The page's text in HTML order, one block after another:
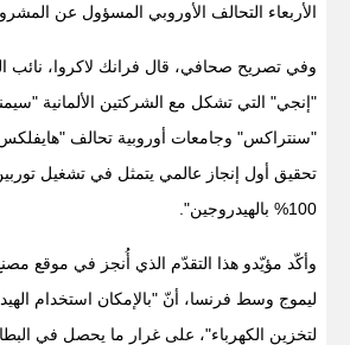
الأربعاء التحالف الأوروبي المسؤول عن
وفي تصريح صحافي، قال فرانك لاكروا، نائب
"إنجي" التي تشكل مع الشركتين الألمانية
"سنتراكس" وجامعات أوروبية تحالف "هايفلكس
تحقيق أول إنجاز عالمي يتمثل في تشغيل توربين
100% بالهيدروجين".
وأكّد مؤيّدو هذا التقدّم الذي أُنجز في موقع
ليموج وسط فرنسا، أنّ "بالإمكان استخدام
لتخزين الكهرباء"، على غرار ما يحصل في